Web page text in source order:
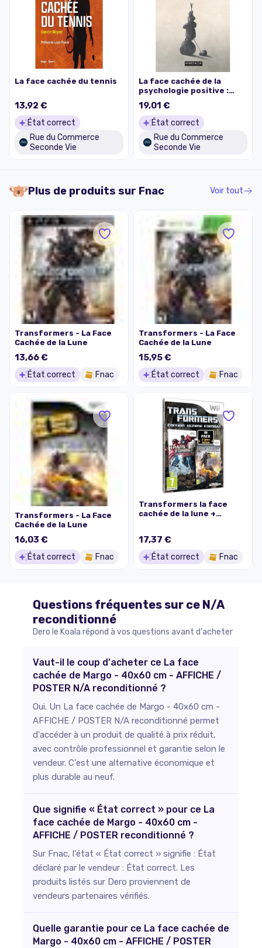
La face cachée du tennis
13,92 €
État correct
Rue du Commerce
Seconde Vie
La face cachée de la
psychologie positive :
approche critique et
perspectives
19,01 €
État correct
Rue du Commerce
Seconde Vie
Plus de produits sur Fnac Voir tout
Transformers - La Face
Cachée de la Lune
13,66 €
État correct Fnac
Transformers - La Face
Cachée de la Lune
15,95 €
État correct Fnac
Transformers - La Face
Cachée de la Lune
16,03 €
État correct Fnac
Transformers la face
cachée de la lune +
17,37 €
État correct Fnac
Questions fréquentes sur ce N/A
reconditionné
Dero le Koala répond à vos questions avant d'acheter
Vaut-il le coup d'acheter ce La face
cachée de Margo - 40x60 cm - AFFICHE /
POSTER N/A reconditionné ?
Oui. Un La face cachée de Margo - 40x60 cm -
AFFICHE / POSTER N/A reconditionné permet
d'accéder à un produit de qualité à prix réduit,
avec contrôle professionnel et garantie selon le
vendeur. C'est une alternative économique et
plus durable au neuf.
Que signifie « État correct » pour ce La
face cachée de Margo - 40x60 cm -
AFFICHE / POSTER reconditionné ?
Sur Fnac, l'état « État correct » signifie : État
déclaré par le vendeur : État correct. Les
produits listés sur Dero proviennent de
vendeurs partenaires vérifiés.
Quelle garantie pour ce La face cachée de
Margo - 40x60 cm - AFFICHE / POSTER